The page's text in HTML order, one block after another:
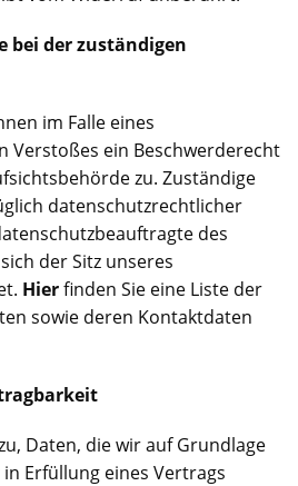
bei der zuständigen
im Falle eines
Verstoßes ein Beschwerderecht
zu. Zuständige
datenschutzrechtlicher
des
der Sitz unseres
Hierfinden Sie eine Liste der
sowie deren Kontaktdaten
Daten, die wir auf Grundlage
Erfüllung eines Vertrags